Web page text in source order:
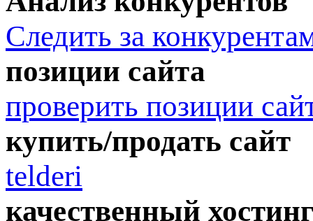
Следить за
позиции сайта
проверить позиции
купить/продать сайт
telderi
качественный